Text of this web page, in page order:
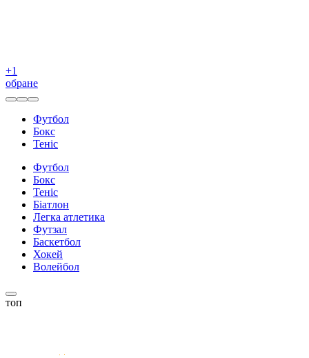
+1
обране
Футбол
Бокс
Теніс
Футбол
Бокс
Теніс
Біатлон
Легка атлетика
Футзал
Баскетбол
Хокей
Волейбол
топ